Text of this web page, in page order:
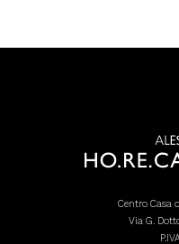
Centro Casa
Via G.